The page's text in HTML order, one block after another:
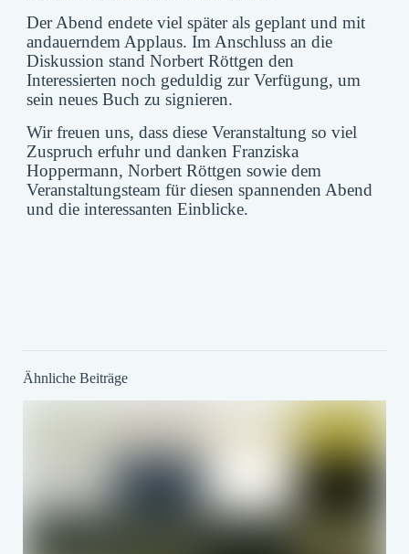
Der Abend endete viel später als geplant und mit
andauerndem Applaus. Im Anschluss an die
Diskussion stand Norbert Röttgen den
Interessierten noch geduldig zur Verfügung, um
sein neues Buch zu signieren.
Wir freuen uns, dass diese Veranstaltung so viel
Zuspruch erfuhr und danken Franziska
Hoppermann, Norbert Röttgen sowie dem
Veranstaltungsteam für diesen spannenden Abend
und die interessanten Einblicke.
Ähnliche Beiträge